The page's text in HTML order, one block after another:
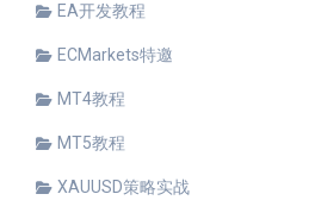
EA开发教程
ECMarkets特邀
MT4教程
MT5教程
XAUUSD策略实战